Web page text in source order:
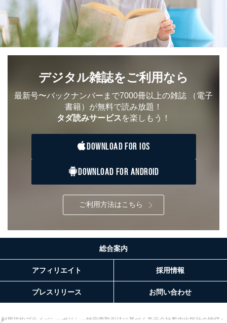
デジタル雑誌をご利用なら
最新号〜バックナンバーまで7000冊以上の雑誌 （電子
書籍）が無料で読み放題！
タダ読みサービスを楽しもう！
DOWNLOAD FOR IOS
DOWNLOAD FOR ANDROID
ご利用方法はこちら
総合案内
アフィリエイト 採用情報
プレスリリース お問い合わせ
利用規約プライバシーポリシー 特定商取引法に基づく表示会社案内出版社の皆様へ